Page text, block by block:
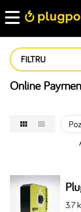
FILTRU
Online
3.7